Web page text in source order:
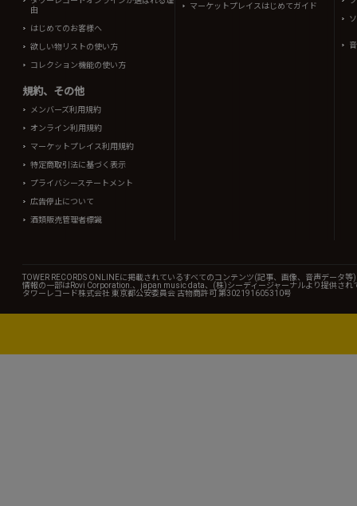
由
はじめてのお客様へ
欲しい物リストの使い方
コレクション機能の使い方
規約、その他
メンバーズ利用規約
オンライン利用規約
マーケットプレイス利用規約
特定商取引法に基づく表示
プライバシーステートメント
広告停止について
酒類販売管理者標識
マーケットプレイスはじめてガイド
TOWER RECORDS ONLINEに掲載されているすべてのコンテンツ(記事、画像、音声データ
情報の一部はRovi Corporation.、japan music data、(株)シーディージャーナルより提供され
タワーレコード株式会社 東京都公安委員会 古物商許可 第302191605310号